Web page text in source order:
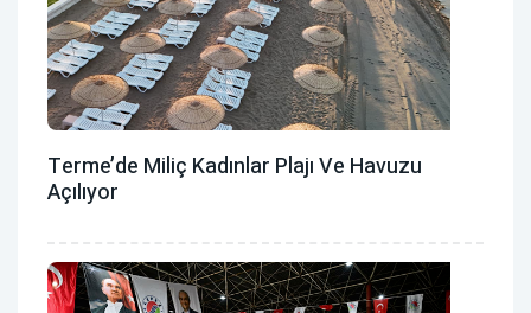
Terme’de Miliç Kadınlar Plajı Ve Havuzu
Açılıyor